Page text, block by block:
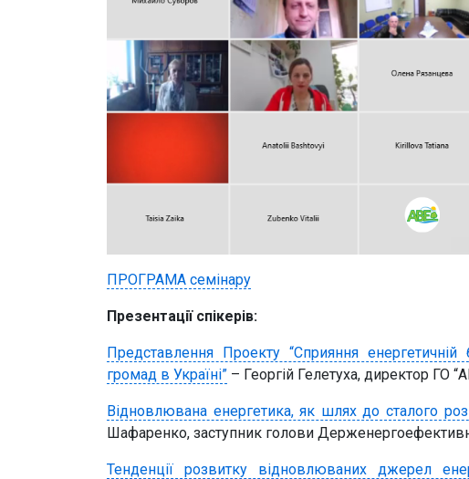
ПРОГРАМА семінару
Презентації спікерів:
Представлення Проекту “Сприяння
громад в Україні” – Георгій Гелетуха, директор ГО
Відновлювана енергетика, як шлях до сталого
Шафаренко, заступник голови
Тенденції розвитку відновлюваних джерел